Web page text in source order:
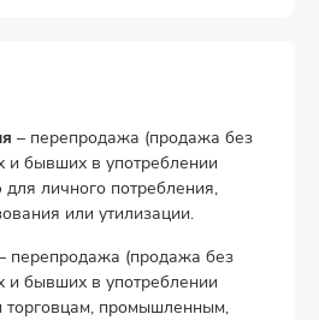
– перепродажа (продажа без
и бывших в употреблении
личного потребления,
или утилизации.
перепродажа (продажа без
и бывших в употреблении
торговцам, промышленным,